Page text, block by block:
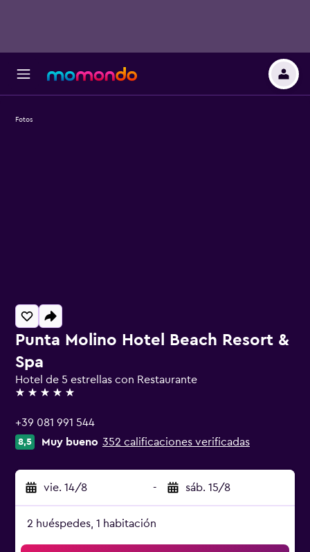
Punta Molino Hotel Beach Resort &
Spa
Hotel de 5 estrellas con Restaurante
5 estrellas
+39 081 991 544
8,5 Muy bueno 352 calificaciones verificadas
vie. 14/8 - sáb. 15/8
2 huéspedes, 1 habitación
Fotos